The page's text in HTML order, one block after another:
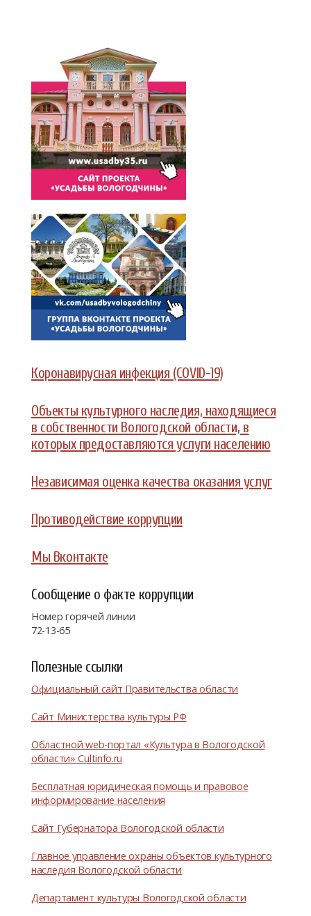
Коронавирусная инфекция (COVID-19)
Объекты культурного наследия, находящиеся
в собственности Вологодской области, в
которых предоставляются услуги населению
Независимая оценка качества оказания услуг
Противодействие коррупции
Мы Вконтакте
Сообщение о факте коррупции
Номер горячей линии
72-13-65
Полезные ссылки
Официальный сайт Правительства области
Сайт Министерства культуры РФ
Областной web-портал «Культура в Вологодской
области» Cultinfo.ru
Бесплатная юридическая помощь и правовое
информирование населения
Сайт Губернатора Вологодской области
Главное управление охраны объектов культурного
наследия Вологодской области
Департамент культуры Вологодской области